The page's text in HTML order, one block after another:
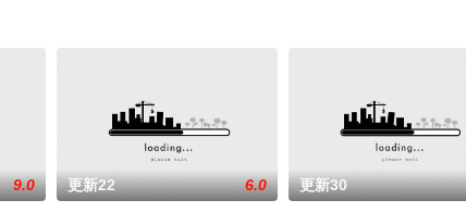
9.0 更新22 6.0 更新30